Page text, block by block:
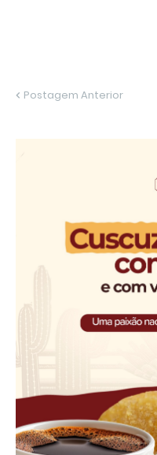
Postagem Anterior